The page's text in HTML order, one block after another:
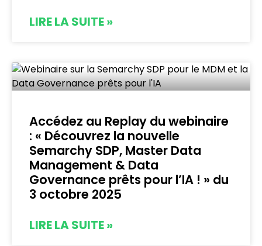
LIRE LA SUITE »
Accédez au Replay du webinaire
: « Découvrez la nouvelle
Semarchy SDP, Master Data
Management & Data
Governance prêts pour l’IA ! » du
3 octobre 2025
LIRE LA SUITE »